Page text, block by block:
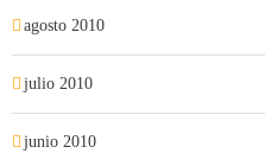
agosto 2010
julio 2010
junio 2010